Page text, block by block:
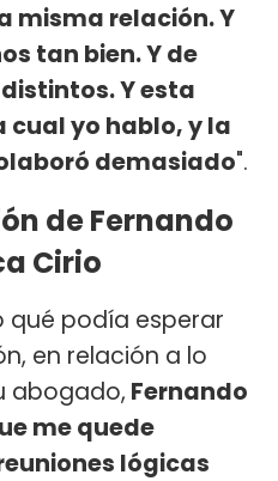
misma relación. Y
tan bien. Y de
Y esta
cual yo hablo, y la
demasiado".
de Fernando
Cirio
podía esperar
en relación a lo
abogado, Fernando
me quede
lógicas